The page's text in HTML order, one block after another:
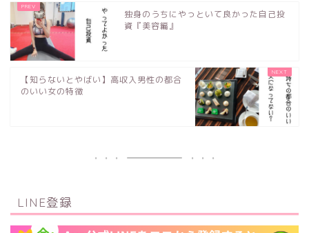
独身のうちにやっといて良かった自己投
資『美容編』
【知らないとやばい】高収入男性の都合
のいい女の特徴
LINE登録